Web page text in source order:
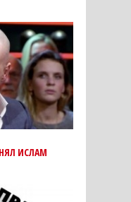
ИСЛАМ